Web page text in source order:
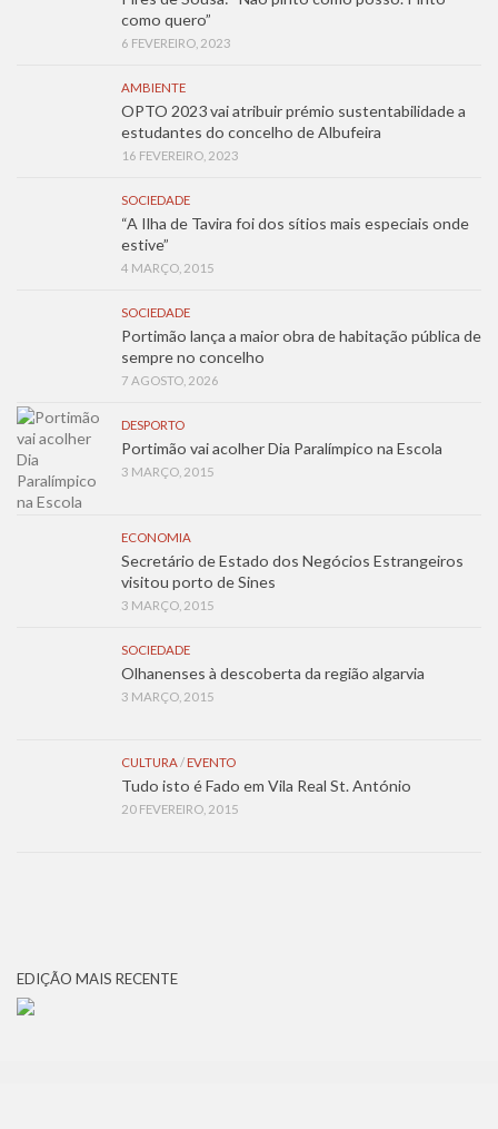
como quero”
6 FEVEREIRO, 2023
AMBIENTE
OPTO 2023 vai atribuir prémio sustentabilidade a
estudantes do concelho de Albufeira
16 FEVEREIRO, 2023
SOCIEDADE
“A Ilha de Tavira foi dos sítios mais especiais onde
estive”
4 MARÇO, 2015
SOCIEDADE
Portimão lança a maior obra de habitação pública de
sempre no concelho
7 AGOSTO, 2026
DESPORTO
Portimão vai acolher Dia Paralímpico na Escola
3 MARÇO, 2015
ECONOMIA
Secretário de Estado dos Negócios Estrangeiros
visitou porto de Sines
3 MARÇO, 2015
SOCIEDADE
Olhanenses à descoberta da região algarvia
3 MARÇO, 2015
CULTURA/ EVENTO
Tudo isto é Fado em Vila Real St. António
20 FEVEREIRO, 2015
EDIÇÃO MAIS RECENTE